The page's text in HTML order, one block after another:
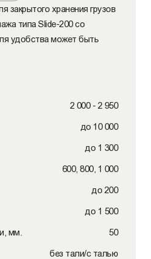
закрытого хранения грузов
типа Slide-200 со
удобства может быть
2 000 - 2 950
до 10 000
до 1 300
600, 800, 1 000
до 200
до 1 500
мм. 50
без тали/с талью